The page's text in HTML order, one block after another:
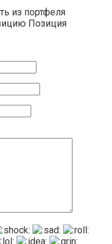
из портфеля
Позиция